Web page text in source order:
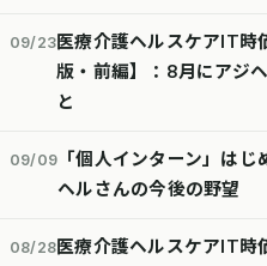
09/23医療介護ヘルスケアIT時
版・前編】：8月にアジ
と
09/09 「個人インターン」は
ヘルさんの今後の野望
08/28医療介護ヘルスケアIT時